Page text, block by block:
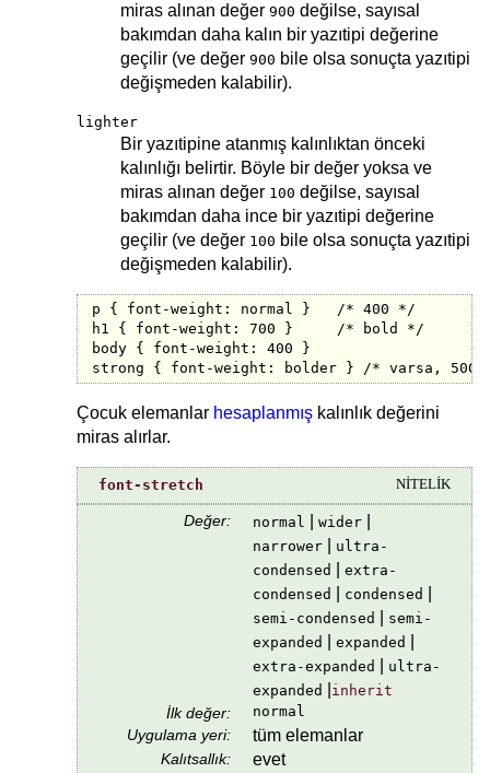
miras alınan değer 900 değilse, sayısal
bakımdan daha kalın bir yazıtipi değerine
geçilir (ve değer 900 bile olsa sonuçta yazıtipi
değişmeden kalabilir).
lighter
Bir yazıtipine atanmış kalınlıktan önceki
kalınlığı belirtir. Böyle bir değer yoksa ve
miras alınan değer 100 değilse, sayısal
bakımdan daha ince bir yazıtipi değerine
geçilir (ve değer 100 bile olsa sonuçta yazıtipi
değişmeden kalabilir).
p { font-weight: normal }   /* 400 */
h1 { font-weight: 700 }     /* bold */
body { font-weight: 400 }
strong { font-weight: bolder } /* varsa, 500
Çocuk elemanlar hesaplanmış kalınlık değerini
miras alırlar.
font-stretch NİTELİK
Değer: normal wider
narrower
ultra-
condensed
extra-
condensed
condensed
semi-condensed
semi-
expanded
expanded
extra-expanded
ultra-
expanded
inherit
İlk değer: normal
Uygulama yeri: tüm elemanlar
Kalıtsallık: evet